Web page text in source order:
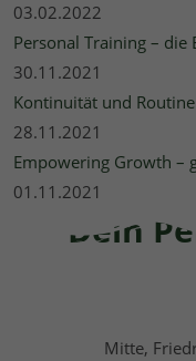
03.02.2022
Personal Training – die
30.11.2021
Kontinuität und
28.11.2021
Empowering Growth –
01.11.2021
Dein
Mitte,